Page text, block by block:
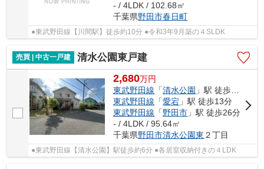
- / 4LDK / 102.68㎡
千葉県野田市春日町
●東武野田線【川間駅】徒歩約10分 ●令和3年9月築の４SLDK
売買 | 中古一戸建 清水公園東戸建
2,680万円
東武野田線 「清水公園 」駅 徒歩6分
東武野田線 「愛宕 」駅 徒歩13分
東武野田線 「野田市 」駅 徒歩26分
- / 4LDK / 95.64㎡
千葉県野田市清水公園東 ２丁目
●東武野田線【清水公園】駅徒歩約6分 ●各居室収納付きの４LDK